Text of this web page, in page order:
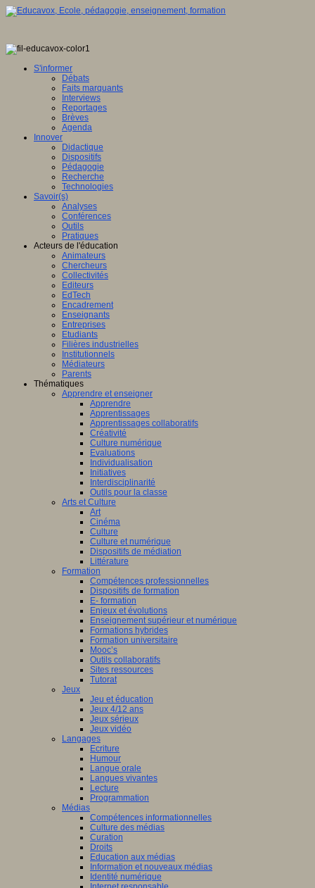
S'informer
Débats
Faits marquants
Interviews
Reportages
Brèves
Agenda
Innover
Didactique
Dispositifs
Pédagogie
Recherche
Technologies
Savoir(s)
Analyses
Conférences
Outils
Pratiques
Acteurs de l'éducation
Animateurs
Chercheurs
Collectivités
Editeurs
EdTech
Encadrement
Enseignants
Entreprises
Etudiants
Filières industrielles
Institutionnels
Médiateurs
Parents
Thématiques
Apprendre et enseigner
Apprendre
Apprentissages
Apprentissages collaboratifs
Créativité
Culture numérique
Evaluations
Individualisation
Initiatives
Interdisciplinarité
Outils pour la classe
Arts et Culture
Art
Cinéma
Culture
Culture et numérique
Dispositifs de médiation
Littérature
Formation
Compétences professionnelles
Dispositifs de formation
E- formation
Enjeux et évolutions
Enseignement supérieur et numérique
Formations hybrides
Formation universitaire
Mooc’s
Outils collaboratifs
Sites ressources
Tutorat
Jeux
Jeu et éducation
Jeux 4/12 ans
Jeux sérieux
Jeux vidéo
Langages
Ecriture
Humour
Langue orale
Langues vivantes
Lecture
Programmation
Médias
Compétences informationnelles
Culture des médias
Curation
Droits
Education aux médias
Information et nouveaux médias
Identité numérique